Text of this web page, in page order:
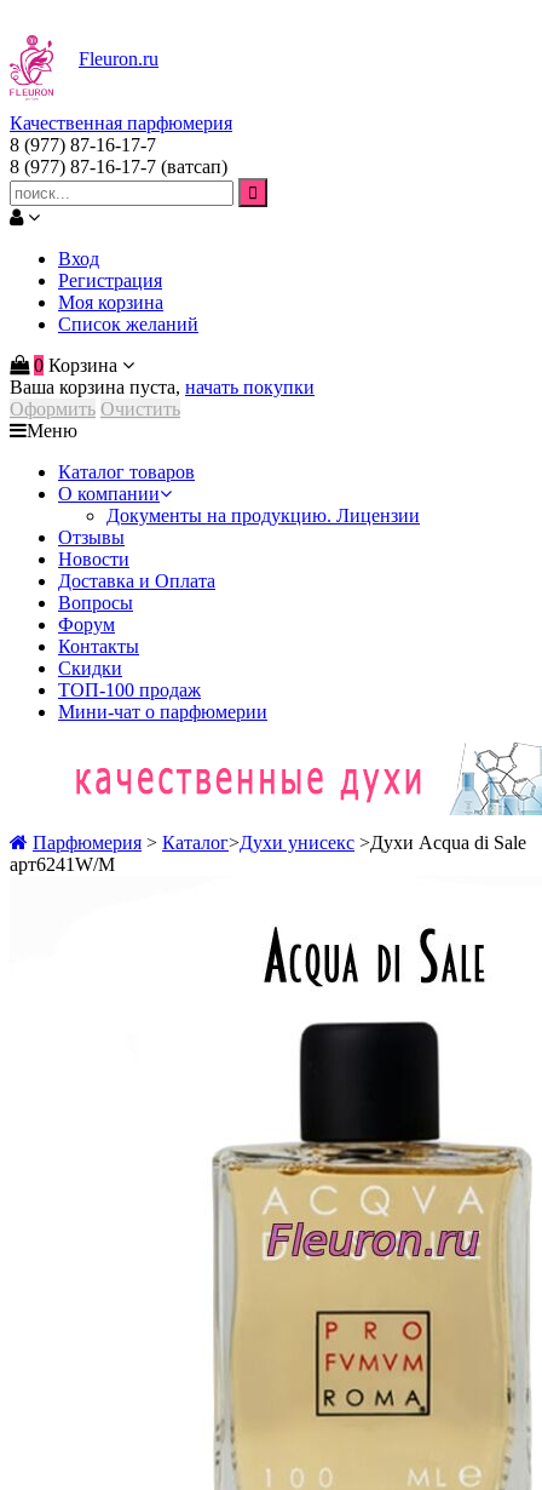
Fleuron.ru
Качественная парфюмерия
8 (977) 87-16-17-7
8 (977) 87-16-17-7 (ватсап)
Вход
Регистрация
Моя корзина
Список желаний
0 Корзина
Ваша корзина пуста, начать покупки
Оформить Очистить
Меню
Каталог товаров
О компании
Документы на продукцию. Лицензии
Отзывы
Новости
Доставка и Оплата
Вопросы
Форум
Контакты
Скидки
ТОП-100 продаж
Мини-чат о парфюмерии
Парфюмерия > Каталог>Духи унисекс >Духи Acqua di Sale
арт6241W/M